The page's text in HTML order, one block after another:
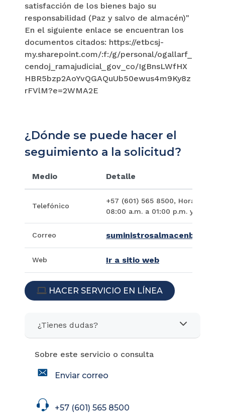
satisfacción de los bienes bajo su
responsabilidad (Paz y salvo de almacén)"
En el siguiente enlace se encuentran los
documentos citados: https://etbcsj-
my.sharepoint.com/:f:/g/personal/ogallarf_
cendoj_ramajudicial_gov_co/IgBnsLWfHX
HBR5bzp2AoYvQGAQuUb50ewus4m9Ky8z
rFVlM?e=2WMA2E
¿Dónde se puede hacer el
seguimiento a la solicitud?
Medio Detalle
Telefónico
+57 (601) 565 8500, Horario de
08:00 a.m. a 01:00 p.m. y de
Correo
Web Ir a sitio web
ICON
HACER SERVICIO EN LÍNEA
¿Tienes dudas?
Sobre este servicio o consulta
Enviar correo
+57 (601) 565 8500